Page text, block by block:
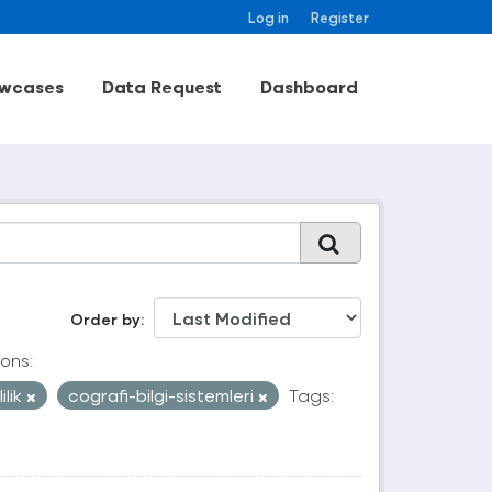
Log in Register
Data Request Dashboard
Order by
cografi-bilgi-sistemleri
Tags: